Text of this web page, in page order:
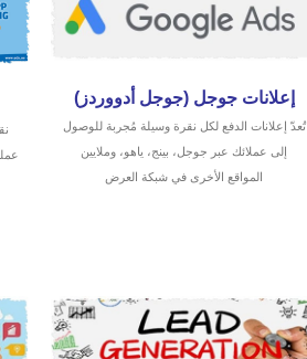
إعلانات جوجل (جوجل أدووردز)
تُعدّ إعلانات الدفع لكل نقرة وسيلة مُجربة للوصول
إلى عملائك عبر جوجل، بينج، ياهو، وملايين
المواقع الأخرى في شبكة العرض